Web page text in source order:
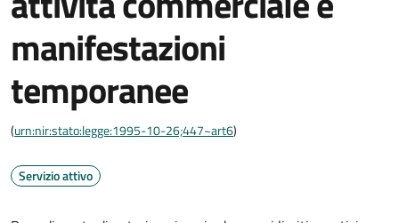
manifestazioni
temporanee
(urn:nir:stato:legge:1995-10-26;447~art6)
Servizio attivo